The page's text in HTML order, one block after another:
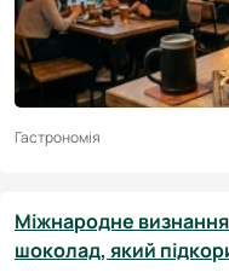
Гастрономія
Міжнародне
шоколад, який